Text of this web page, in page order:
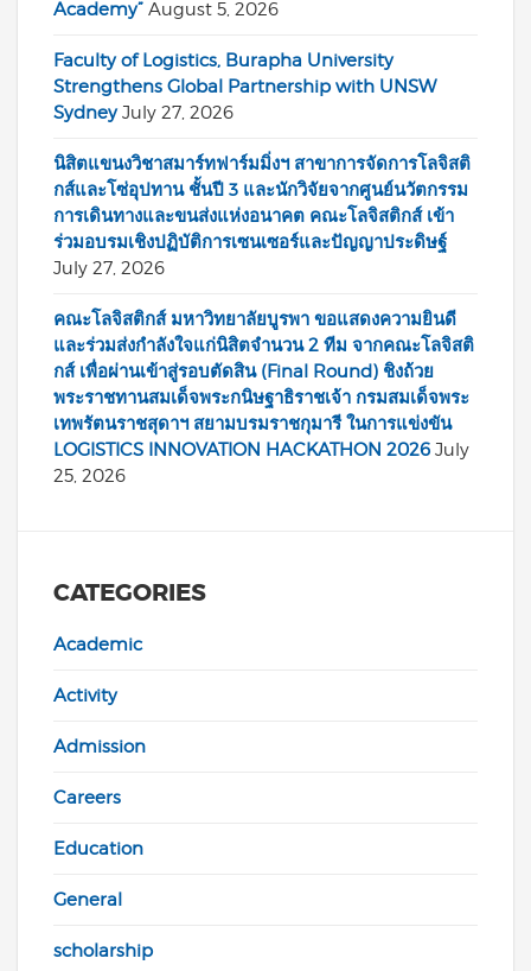
Academy” August 5, 2026
Faculty of Logistics, Burapha University
Strengthens Global Partnership with UNSW
Sydney July 27, 2026
นิสิตแขนงวิชาสมาร์ทฟาร์มมิ่งฯ สาขาการจัดการโลจิสติ
กส์และโซ่อุปทาน ชั้นปี 3 และนักวิจัยจากศูนย์นวัตกรรม
การเดินทางและขนส่งแห่งอนาคต คณะโลจิสติกส์ เข้า
ร่วมอบรมเชิงปฏิบัติการเซนเซอร์และปัญญาประดิษฐ์
July 27, 2026
คณะโลจิสติกส์ มหาวิทยาลัยบูรพา ขอแสดงความยินดี
และร่วมส่งกำลังใจแก่นิสิตจำนวน 2 ทีม จากคณะโลจิสติ
กส์ เพื่อผ่านเข้าสู่รอบตัดสิน (Final Round) ชิงถ้วย
พระราชทานสมเด็จพระกนิษฐาธิราชเจ้า กรมสมเด็จพระ
เทพรัตนราชสุดาฯ สยามบรมราชกุมารี ในการแข่งขัน
LOGISTICS INNOVATION HACKATHON 2026 July
25, 2026
CATEGORIES
Academic
Activity
Admission
Careers
Education
General
scholarship